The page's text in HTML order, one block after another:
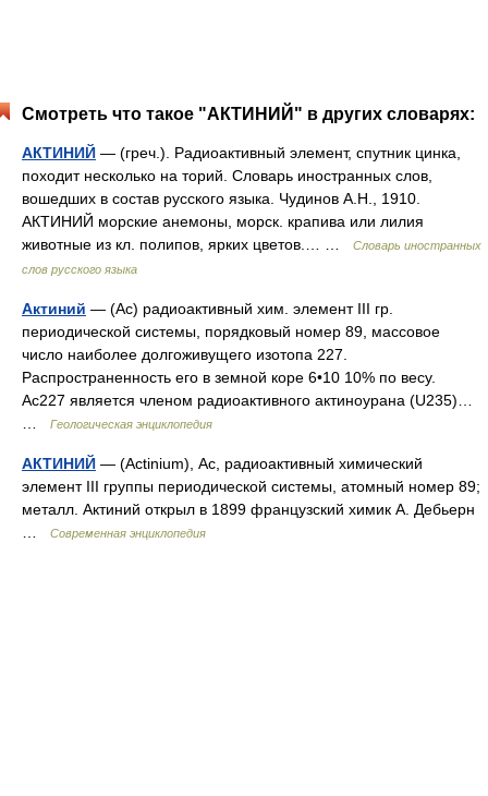
Смотреть что такое "АКТИНИЙ" в других словарях:
АКТИНИЙ — (греч.). Радиоактивный элемент, спутник цинка,
походит несколько на торий. Словарь иностранных слов,
вошедших в состав русского языка. Чудинов А.Н., 1910.
АКТИНИЙ морские анемоны, морск. крапива или лилия
животные из кл. полипов, ярких цветов.… …
Словарь иностранных
слов русского языка
Актиний — (Ac) радиоактивный хим. элемент III гр.
периодической системы, порядковый номер 89, массовое
число наиболее долгоживущего изотопа 227.
Распространенность его в земной коре 6•10 10% по весу.
Ac227 является членом радиоактивного актиноурана (U235)…
Геологическая энциклопедия
АКТИНИЙ — (Actinium), Ac, радиоактивный химический
элемент III группы периодической системы, атомный номер 89;
металл. Актиний открыл в 1899 французский химик А. Дебьерн
Современная энциклопедия